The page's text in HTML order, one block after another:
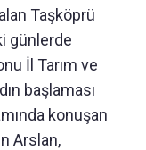
Taşköprü
günlerde
İl Tarım ve
başlaması
konuşan
Arslan,